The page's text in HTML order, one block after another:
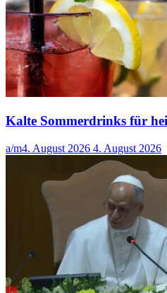
Kalte Sommerdrinks für
a/m4. August 2026 4. August 2026